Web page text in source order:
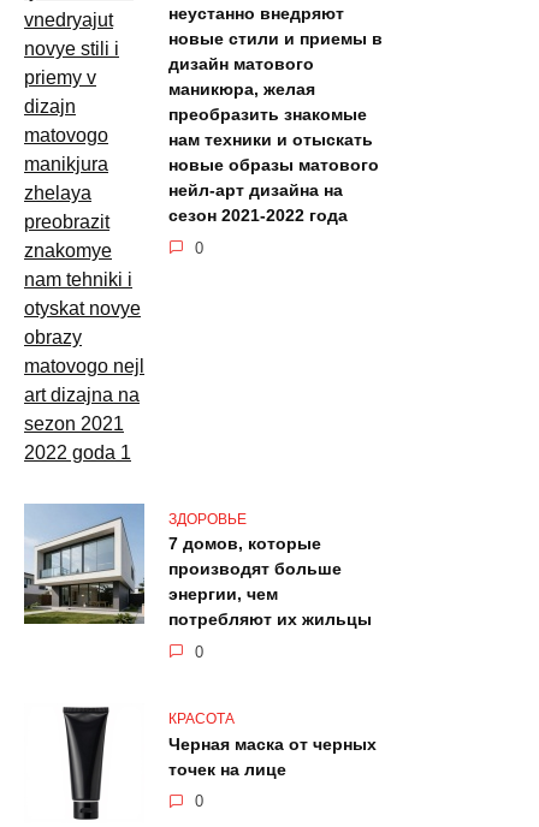
неустанно внедряют
новые стили и приемы в
дизайн матового
маникюра, желая
преобразить знакомые
нам техники и отыскать
новые образы матового
нейл-арт дизайна на
сезон 2021-2022 года
0
ЗДОРОВЬЕ
7 домов, которые
производят больше
энергии, чем
потребляют их жильцы
0
КРАСОТА
Черная маска от черных
точек на лице
0